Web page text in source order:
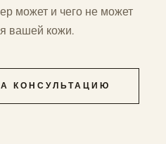
может и чего не может
вашей кожи.
КОНСУЛЬТАЦИЮ